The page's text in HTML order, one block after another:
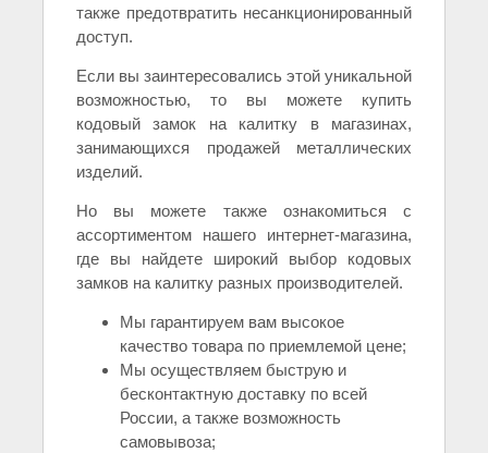
также предотвратить несанкционированный
доступ.
Если вы заинтересовались этой уникальной
возможностью, то вы можете купить
кодовый замок на калитку в магазинах,
занимающихся продажей металлических
изделий.
Но вы можете также ознакомиться с
ассортиментом нашего интернет-магазина,
где вы найдете широкий выбор кодовых
замков на калитку разных производителей.
Мы гарантируем вам высокое
качество товара по приемлемой цене;
Мы осуществляем быструю и
бесконтактную доставку по всей
России, а также возможность
самовывоза;